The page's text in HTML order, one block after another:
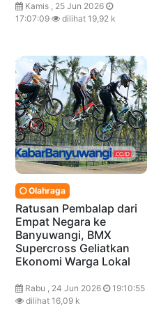
Kamis , 25 Jun 2026
17:07:09
dilihat 19,92 k
Olahraga
Ratusan Pembalap dari
Empat Negara ke
Banyuwangi, BMX
Supercross Geliatkan
Ekonomi Warga Lokal
Rabu , 24 Jun 2026
19:10:55
dilihat 16,09 k